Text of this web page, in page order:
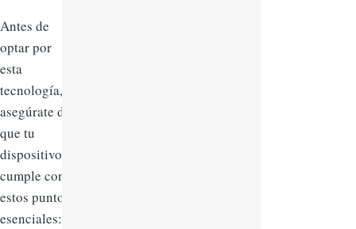
Antes de
optar por
esta
tecnología,
asegúrate de
que tu
dispositivo
cumple con
estos puntos
esenciales: